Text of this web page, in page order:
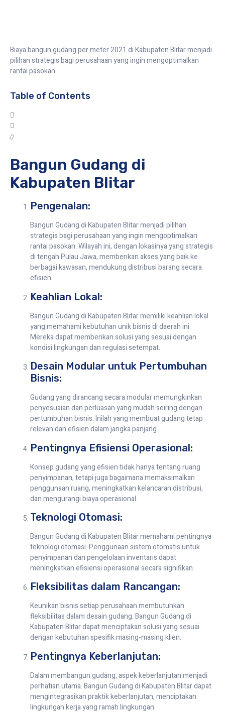
Biaya bangun gudang per meter 2021 di Kabupaten Blitar menjadi
pilihan strategis bagi perusahaan yang ingin mengoptimalkan
rantai pasokan.
Table of Contents
Bangun Gudang di
Kabupaten Blitar
Pengenalan:
Bangun Gudang di Kabupaten Blitar menjadi pilihan
strategis bagi perusahaan yang ingin mengoptimalkan
rantai pasokan. Wilayah ini, dengan lokasinya yang strategis
di tengah Pulau Jawa, memberikan akses yang baik ke
berbagai kawasan, mendukung distribusi barang secara
efisien.
Keahlian Lokal:
Bangun Gudang di Kabupaten Blitar memiliki keahlian lokal
yang memahami kebutuhan unik bisnis di daerah ini.
Mereka dapat memberikan solusi yang sesuai dengan
kondisi lingkungan dan regulasi setempat.
Desain Modular untuk Pertumbuhan
Bisnis:
Gudang yang dirancang secara modular memungkinkan
penyesuaian dan perluasan yang mudah seiring dengan
pertumbuhan bisnis. Inilah yang membuat gudang tetap
relevan dan efisien dalam jangka panjang.
Pentingnya Efisiensi Operasional:
Konsep gudang yang efisien tidak hanya tentang ruang
penyimpanan, tetapi juga bagaimana memaksimalkan
penggunaan ruang, meningkatkan kelancaran distribusi,
dan mengurangi biaya operasional.
Teknologi Otomasi:
Bangun Gudang di Kabupaten Blitar memahami pentingnya
teknologi otomasi. Penggunaan sistem otomatis untuk
penyimpanan dan pengelolaan inventaris dapat
meningkatkan efisiensi operasional secara signifikan.
Fleksibilitas dalam Rancangan:
Keunikan bisnis setiap perusahaan membutuhkan
fleksibilitas dalam desain gudang. Bangun Gudang di
Kabupaten Blitar dapat menciptakan solusi yang sesuai
dengan kebutuhan spesifik masing-masing klien.
Pentingnya Keberlanjutan:
Dalam membangun gudang, aspek keberlanjutan menjadi
perhatian utama. Bangun Gudang di Kabupaten Blitar dapat
mengintegrasikan praktik keberlanjutan, menciptakan
lingkungan kerja yang ramah lingkungan.